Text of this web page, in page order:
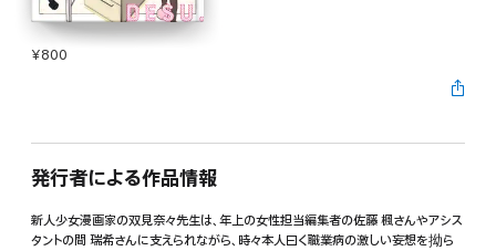
¥800
発行者による作品情報
新人少女漫画家の双見奈々先生は、年上の女性担当編集者の佐藤 楓さんやアシス
タントの間 瑞希さんに支えられながら、時々本人曰く職業病の激しい妄想を拗ら